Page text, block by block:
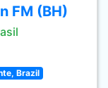
FM (BH)
Brazil